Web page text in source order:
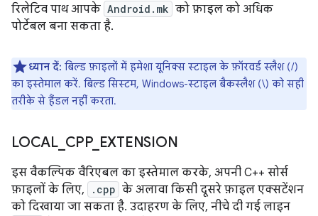
रिलेटिव पाथ आपके Android.mk को फ़ाइल को अधिक
पोर्टेबल बना सकता है.
ध्यान दें: बिल्ड फ़ाइलों में हमेशा यूनिक्स स्टाइल के फ़ॉरवर्ड स्लैश (/)
का इस्तेमाल करें. बिल्ड सिस्टम, Windows-स्टाइल बैकस्लैश (\) को सही
तरीके से हैंडल नहीं करता.
LOCAL_ CPP_ EXTENSION
इस वैकल्पिक वैरिएबल का इस्तेमाल करके, अपनी C++ सोर्स
फ़ाइलों के लिए,
.cpp के अलावा किसी दूसरे फ़ाइल एक्सटेंशन
को दिखाया जा सकता है. उदाहरण के लिए, नीचे दी गई लाइन